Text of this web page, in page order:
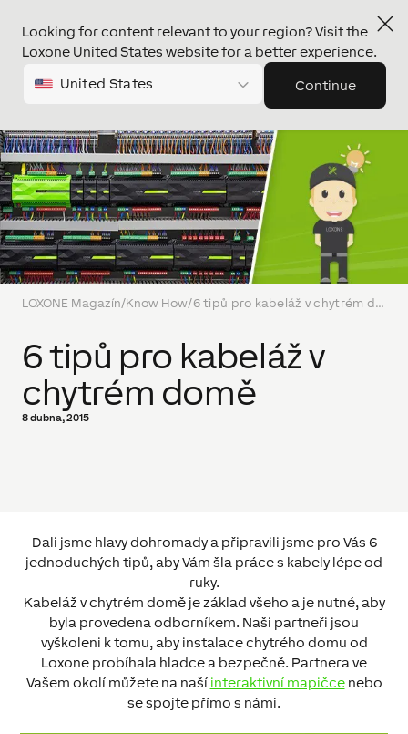
Looking for content relevant to your region? Visit the
Loxone United States website for a better experience.
United States Continue
LOXONE Magazín/Know How/ 6 tipů pro kabeláž v chytrém domě
6 tipů pro kabeláž v
chytrém domě
8 dubna, 2015
Dali jsme hlavy dohromady a připravili jsme pro Vás 6
jednoduchých tipů, aby Vám šla práce s kabely lépe od
ruky.
Kabeláž v chytrém domě je základ všeho a je nutné, aby
byla provedena odborníkem. Naši partneři jsou
vyškoleni k tomu, aby instalace chytrého domu od
Loxone probíhala hladce a bezpečně. Partnera ve
Vašem okolí můžete na naší interaktivní mapičcenebo
se spojte přímo s námi.